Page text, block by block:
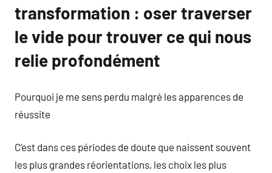
transformation : oser traverser
le vide pour trouver ce qui nous
relie profondément
Pourquoi je me sens perdu malgré les apparences de
réussite
C’est dans ces périodes de doute que naissent souvent
les plus grandes réorientations, les choix les plus